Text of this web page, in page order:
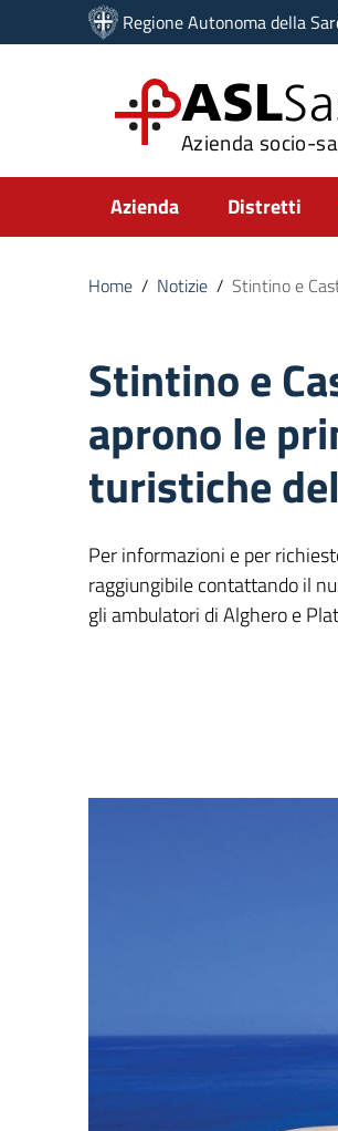
Vai ai contenuti
Vai al menu di navigazione
Regione Autonoma della
ASL
Azienda socio-
Submenu
Azienda Distretti
Home / Notizie / Stintino e
Stintino e
aprono le
turistiche
Per informazioni e per
raggiungibile contattando il
gli ambulatori di Alghero e